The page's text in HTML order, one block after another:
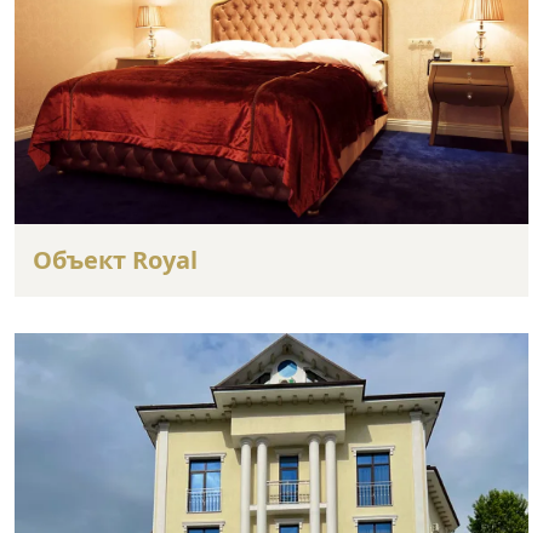
Объект Royal